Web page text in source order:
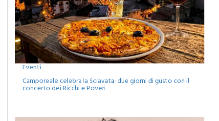
Eventi
Camporeale celebra la Sciavata: due giorni di gusto con il
concerto dei Ricchi e Poveri